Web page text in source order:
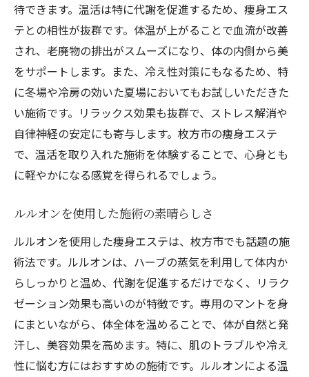
待できます。温活は特に代謝を促進するため、痩身エス
テとの相性が抜群です。体温が上がることで血流が改善
され、老廃物の排出がスムーズになり、体の内側から美
をサポートします。また、冷え性対策にもなるため、特
に冬場や冷房の効いた夏場においてもお試しいただきた
い施術です。リラックス効果も抜群で、ストレス解消や
自律神経の安定にも寄与します。枚方市の痩身エステ
で、温活を取り入れた施術を体験することで、心身とも
に軽やかになる感覚を得られるでしょう。
ルルオンを使用した施術の素晴らしさ
ルルオンを使用した痩身エステは、枚方市でも話題の施
術法です。ルルオンは、ハーブの蒸気を利用して体内か
らしっかりと温め、代謝を促進するだけでなく、リラク
ゼーション効果も高いのが特徴です。専用のマントを身
にまといながら、体全体を温めることで、体が自然と発
汗し、美容効果を高めます。特に、肌のトラブルや冷え
性に悩む方にはおすすめの施術です。ルルオンによる温